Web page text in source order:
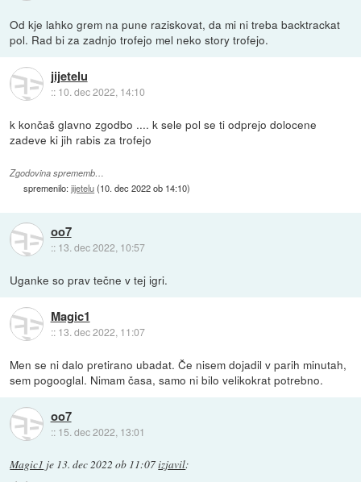
Od kje lahko grem na pune raziskovat, da mi ni treba backtrackat
pol. Rad bi za zadnjo trofejo mel neko story trofejo.
jijetelu
:: 10. dec 2022, 14:10
k končaš glavno zgodbo .... k sele pol se ti odprejo dolocene
zadeve ki jih rabis za trofejo
Zgodovina sprememb…
spremenilo:jijetelu(10. dec 2022 ob 14:10)
oo7
:: 13. dec 2022, 10:57
Uganke so prav tečne v tej igri.
Magic1
:: 13. dec 2022, 11:07
Men se ni dalo pretirano ubadat. Če nisem dojadil v parih minutah,
sem pogooglal. Nimam časa, samo ni bilo velikokrat potrebno.
oo7
:: 15. dec 2022, 13:01
Magic1 je 13. dec 2022 ob 11:07izjavil: